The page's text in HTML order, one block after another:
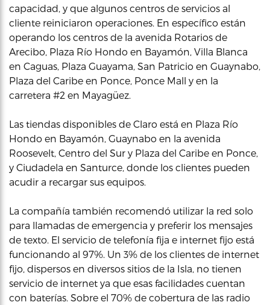
capacidad, y que algunos centros de servicios al
cliente reiniciaron operaciones. En específico están
operando los centros de la avenida Rotarios de
Arecibo, Plaza Río Hondo en Bayamón, Villa Blanca
en Caguas, Plaza Guayama, San Patricio en Guaynabo,
Plaza del Caribe en Ponce, Ponce Mall y en la
carretera #2 en Mayagüez.
Las tiendas disponibles de Claro está en Plaza Río
Hondo en Bayamón, Guaynabo en la avenida
Roosevelt, Centro del Sur y Plaza del Caribe en Ponce,
y Ciudadela en Santurce, donde los clientes pueden
acudir a recargar sus equipos.
La compañía también recomendó utilizar la red solo
para llamadas de emergencia y preferir los mensajes
de texto. El servicio de telefonía fija e internet fijo está
funcionando al 97%. Un 3% de los clientes de internet
fijo, dispersos en diversos sitios de la Isla, no tienen
servicio de internet ya que esas facilidades cuentan
con baterías. Sobre el 70% de cobertura de las radio